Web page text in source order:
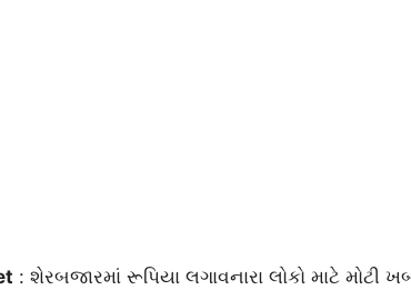
: શેરબજારમાં રૂપિયા લગાવનારા લોકો માટે